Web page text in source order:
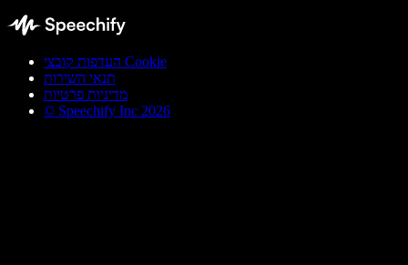
העדפות קובצי Cookie
תנאי השירות
מדיניות פרטיות
© Speechify Inc 2026